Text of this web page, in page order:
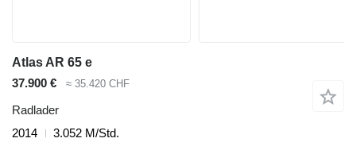
Atlas AR 65 e
37.900 €
≈ 35.420 CHF
Radlader
2014
3.052 M/Std.